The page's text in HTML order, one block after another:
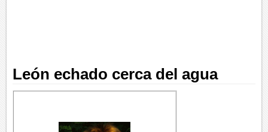
León echado cerca del agua